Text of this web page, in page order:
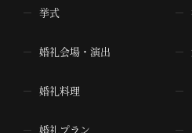
挙式
婚礼会場・演出
婚礼料理
婚礼プラン